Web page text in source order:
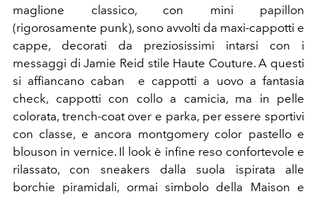
maglione classico, con mini papillon
(rigorosamente punk), sono avvolti da maxi-cappotti e
cappe, decorati da preziosissimi intarsi con i
messaggi di Jamie Reid stile Haute Couture. A questi
si affiancano caban e cappotti a uovo a fantasia
check, cappotti con collo a camicia, ma in pelle
colorata, trench-coat over e parka, per essere sportivi
con classe, e ancora montgomery color pastello e
blouson in vernice. Il look è infine reso confortevole e
rilassato, con sneakers dalla suola ispirata alle
borchie piramidali, ormai simbolo della Maison e